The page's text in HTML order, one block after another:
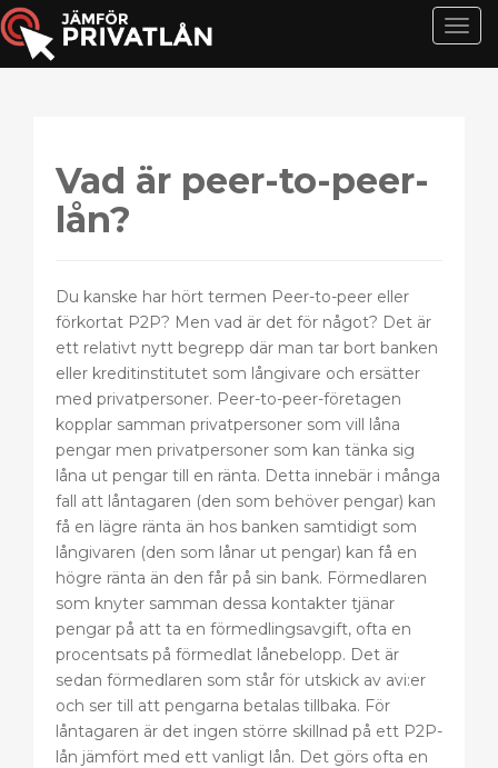
T
Vad är peer-to-peer-
lån?
Du kanske har hört termen Peer-to-peer eller
förkortat P2P? Men vad är det för något? Det är
ett relativt nytt begrepp där man tar bort banken
eller kreditinstitutet som långivare och ersätter
med privatpersoner. Peer-to-peer-företagen
kopplar samman privatpersoner som vill låna
pengar men privatpersoner som kan tänka sig
låna ut pengar till en ränta. Detta innebär i många
fall att låntagaren (den som behöver pengar) kan
få en lägre ränta än hos banken samtidigt som
långivaren (den som lånar ut pengar) kan få en
högre ränta än den får på sin bank. Förmedlaren
som knyter samman dessa kontakter tjänar
pengar på att ta en förmedlingsavgift, ofta en
procentsats på förmedlat lånebelopp. Det är
sedan förmedlaren som står för utskick av avi:er
och ser till att pengarna betalas tillbaka. För
låntagaren är det ingen större skillnad på ett P2P-
lån jämfört med ett vanligt lån. Det görs ofta en